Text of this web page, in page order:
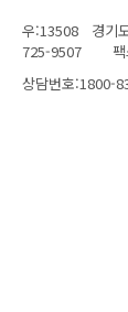
우:13508 경기
725-9507 팩
상담번호